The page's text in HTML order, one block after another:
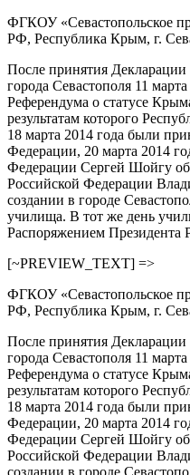
ФГКОУ «Севастопольское
РФ, Республика Крым, г.
После принятия
города Севастополя 11
Референдума о статусе
результатам которого
18 марта 2014 года были
Федерации, 20 марта 2014
Федерации Сергей Шойгу
Российской Федерации
создании в городе
училища. В тот же день
Распоряжением Президента
[~PREVIEW_TEXT] =>
ФГКОУ «Севастопольское
РФ, Республика Крым, г.
После принятия
города Севастополя 11
Референдума о статусе
результатам которого
18 марта 2014 года были
Федерации, 20 марта 2014
Федерации Сергей Шойгу
Российской Федерации
создании в городе